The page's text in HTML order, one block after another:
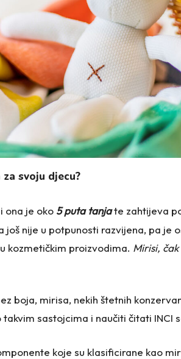
svoju djecu?
ona je oko 5 puta tanjate zahtijeva
još nije u potpunosti razvijena, pa je
kozmetičkim proizvodima. Mirisi,
boja, mirisa, nekih štetnih
sastojcima i naučiti čitati INCI
koje su klasificirane kao